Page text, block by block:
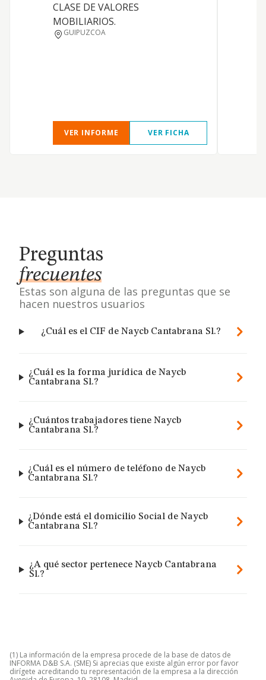
CLASE DE VALORES
MOBILIARIOS.
GUIPUZCOA
VER INFORME VER FICHA
Preguntas
frecuentes
Estas son alguna de las preguntas que se
hacen nuestros usuarios
¿Cuál es el CIF de Naycb Cantabrana Sl.?
¿Cuál es la forma jurídica de Naycb
Cantabrana Sl.?
¿Cuántos trabajadores tiene Naycb
Cantabrana Sl.?
¿Cuál es el número de teléfono de Naycb
Cantabrana Sl.?
¿Dónde está el domicilio Social de Naycb
Cantabrana Sl.?
¿A qué sector pertenece Naycb Cantabrana
Sl.?
(1) La información de la empresa procede de la base de datos de
INFORMA D&B S.A. (SME) Si aprecias que existe algún error por favor
dirígete acreditando tu representación de la empresa a la dirección